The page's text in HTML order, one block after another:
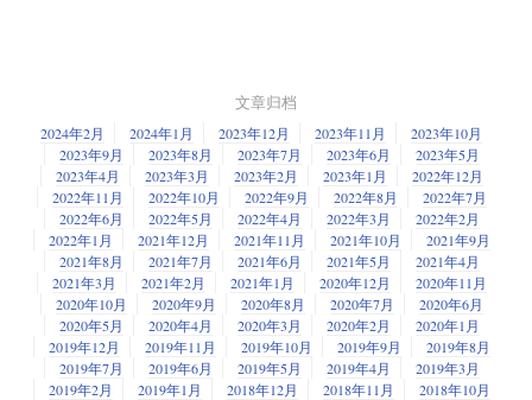
文章归档
2024年2月 2024年1月 2023年12月 2023年11月
2023年10月
2023年9月
2023年8月 2023年7月 2023年6月
2023年5月
2023年4月
2023年3月 2023年2月 2023年1月
2022年12月
2022年11月
2022年10月 2022年9月 2022年8月
2022年7月
2022年6月
2022年5月 2022年4月 2022年3月
2022年2月
2022年1月
2021年12月 2021年11月 2021年10月
2021年9月
2021年8月
2021年7月 2021年6月 2021年5月
2021年4月
2021年3月
2021年2月 2021年1月 2020年12月
2020年11月
2020年10月
2020年9月 2020年8月 2020年7月
2020年6月
2020年5月
2020年4月 2020年3月 2020年2月
2020年1月
2019年12月
2019年11月 2019年10月 2019年9月
2019年8月
2019年7月
2019年6月 2019年5月 2019年4月
2019年3月
2019年2月
2019年1月 2018年12月 2018年11月
2018年10月